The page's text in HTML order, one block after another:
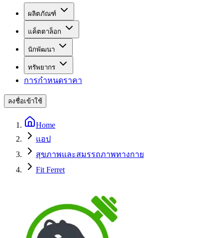
ผลิตภัณฑ์
แค็ตตาล็อก
นักพัฒนา
ทรัพยากร
การกำหนดราคา
ลงชื่อเข้าใช้
Home
แอป
สุขภาพและสมรรถภาพทางกาย
Fit Ferret